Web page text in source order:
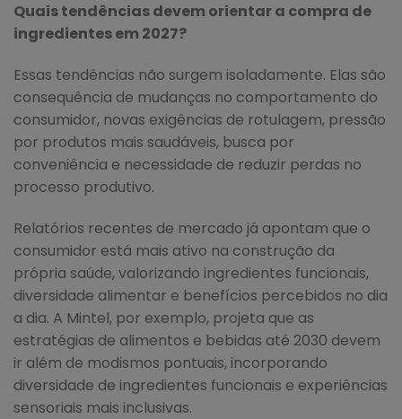
Quais tendências devem orientar a compra de
ingredientes em 2027?
Essas tendências não surgem isoladamente. Elas são
consequência de mudanças no comportamento do
consumidor, novas exigências de rotulagem, pressão
por produtos mais saudáveis, busca por
conveniência e necessidade de reduzir perdas no
processo produtivo.
Relatórios recentes de mercado já apontam que o
consumidor está mais ativo na construção da
própria saúde, valorizando ingredientes funcionais,
diversidade alimentar e benefícios percebidos no dia
a dia. A Mintel, por exemplo, projeta que as
estratégias de alimentos e bebidas até 2030 devem
ir além de modismos pontuais, incorporando
diversidade de ingredientes funcionais e experiências
sensoriais mais inclusivas.